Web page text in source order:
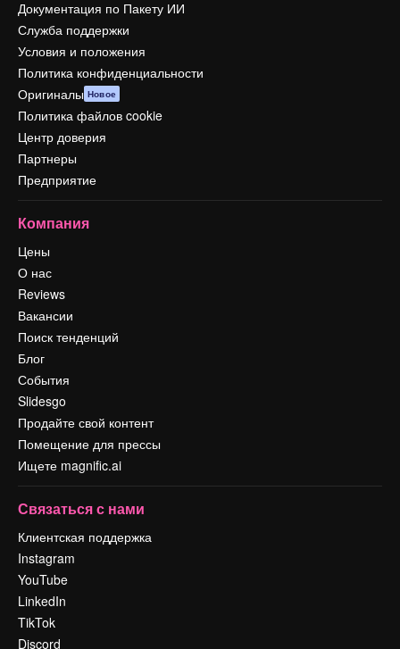
Документация по Пакету ИИ
Служба поддержки
Условия и положения
Политика конфиденциальности
Оригиналы Новое
Политика файлов cookie
Центр доверия
Партнеры
Предприятие
Компания
Цены
О нас
Reviews
Вакансии
Поиск тенденций
Блог
События
Slidesgo
Продайте свой контент
Помещение для прессы
Ищете magnific.ai
Связаться с нами
Клиентская поддержка
Instagram
YouTube
LinkedIn
TikTok
Discord